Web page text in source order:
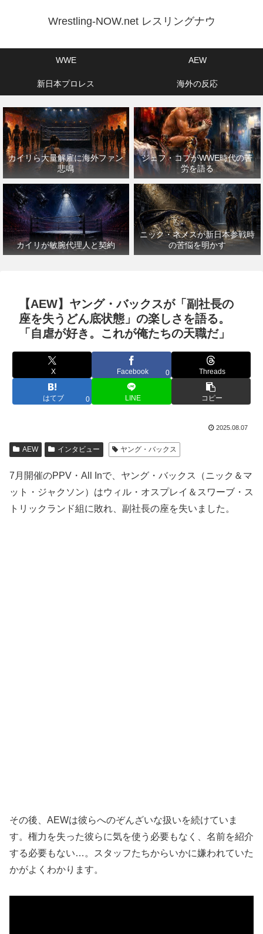
Wrestling-NOW.net レスリングナウ
WWE AEW
新日本プロレス 海外の反応
カイリら大量解雇に海外ファン
悲鳴
ジェフ・コブがWWE時代の苦
労を語る
カイリが敏腕代理人と契約
ニック・ネメスが新日本参戦時
の苦悩を明かす
【AEW】ヤング・バックスが「副社長の
座を失うどん底状態」の楽しさを語る。
「自虐が好き。これが俺たちの天職だ」
X Facebook 0 Threads
はてブ 0 LINE コピー
2025.08.07
AEW インタビュー ヤング・バックス
7月開催のPPV・All Inで、ヤング・バックス（ニック＆マ
ット・ジャクソン）はウィル・オスプレイ＆スワーブ・ス
トリックランド組に敗れ、副社長の座を失いました。
その後、AEWは彼らへのぞんざいな扱いを続けていま
す。権力を失った彼らに気を使う必要もなく、名前を紹介
する必要もない…。スタッフたちからいかに嫌われていた
かがよくわかります。